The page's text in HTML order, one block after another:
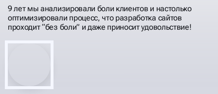
9 лет мы анализировали боли клиентов и настолько
оптимизировали процесс, что разработка сайтов
проходит “без боли” и даже приносит удовольствие!